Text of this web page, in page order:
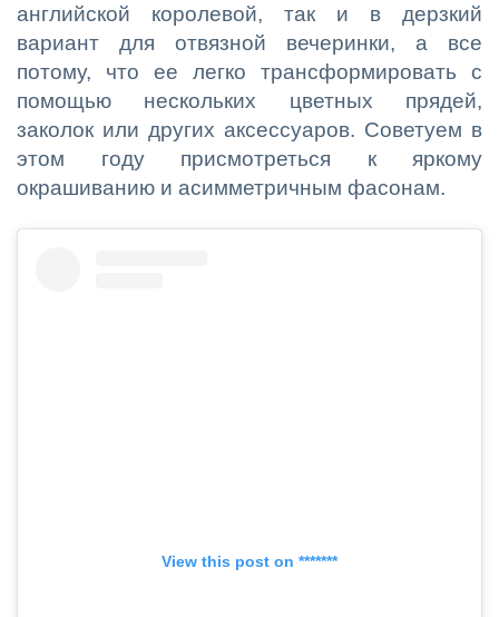
английской королевой, так и в дерзкий
вариант для отвязной вечеринки, а все
потому, что ее легко трансформировать с
помощью нескольких цветных прядей,
заколок или других аксессуаров. Советуем в
этом году присмотреться к яркому
окрашиванию и асимметричным фасонам.
View this post on *******